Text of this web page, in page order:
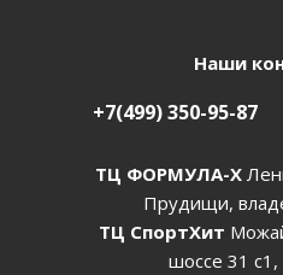
Наши
+7(499) 350-95-87
ТЦ ФОРМУЛА-Х
Прудищи,
ТЦ СпортХит
шоссе 31 с1,